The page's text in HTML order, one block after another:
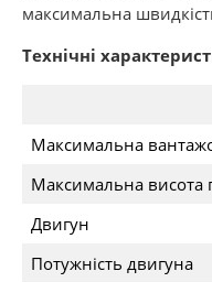
максимальна
Технічні
Максимальна
Максимальна висота
Двигун
Потужність двигуна